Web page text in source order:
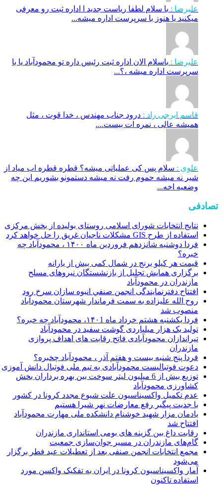
علیرضا : با سلام لطفا ریاست جدید ا اداره ثبت‌ رو معرفی
میکنید یا هنوز با سرپرست اداره‌ میشه...
علیرضا : باسلام الان اداره ثبت رئیس داره تو محمودآباد یا با
سرپرست اداره میشه ،؟...
قاسم ایرجی راد : درود جناب مهندس ، خدا قوت ، مثل
همیشه عالی ، نمره ات بیست....
علوی : سلام پس کی عملیاتی میشه؟ قطره قطره اب میاد از
شیر نه میشه حموم رفت نه میشه دستمونو بشوریم این چه
وضعیه اخه...
تصادفی
نتایج انتخابات شورای اسلامی روستای بولیده از بخش مرکزی
استفاده از طرح GIS مشکلات ناجیان غریق را حل خواهد کرد
فردا دوشنبه شانزدهم فروردین ماه ۱۴۰۰ ، محمودآباد چه
خبره؟
قیمت هر کیلو برنج در شمال کمی بیش از یارانه
برگزاری همایش تجلیل از بازنشستگان نیروهای مسلح
مازندران در محمودآباد
افتتاح دفترنمایندگی انجمن صنفي انبوه سازان سرخ رود
روح الله علیزاده به سمت فرماندار شهرستان محمودآباد
منصوب شد
فردا یکشنبه هشتم خرداد ماه ۱۴۰1، محمودآباد چه خبره؟
تولید یک هزار میلیاردی گوشت سفید در محمودآباد
تیراندازان محمودآبادی فاتح رقابت های اهداف پروازی
مازندران
فردا پنج شنبه بیست و هفتم آذر ، محمودآباد چخبره؟
دعوت فوتبالیست محمودآبادی به تیم ملی فوتبال دانش آموزی
توزیع بیش از 6 میلیون لیتر سوخت بین بهره برداران بخش
کشاورزی محمودآباد
عدم تکمیل واکسیناسیون علت شیوع مجدد کرونا در کشور
با جدیت پیگیر رفع معارضات نهر شیرا هستیم
یادمان مزار شهید خوشنام دانشکده ملی مهارت محمودآباد
افتتاح شد
رقابت داغ بین گزینه های بومی استانداری مازندران
گام‌های مازندران در مسیر جوان‌سازی جمعیت
مجمع انتخابات انجمن صنفی بعد از تعطیلات عید فطر برگزار
می‌شود
آمار واکسیناسیون کرونا در ایران به تفکیک واکسن مورد
استفاده تاکنون